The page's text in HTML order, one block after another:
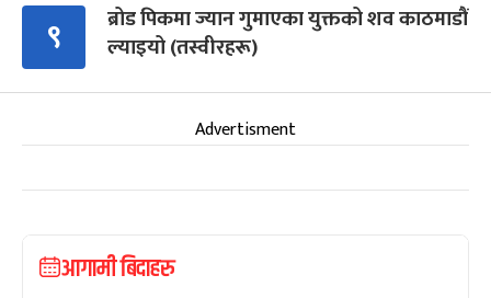
९
ब्रोड पिकमा ज्यान गुमाएका युक्तको शव काठमाडौं
ल्याइयो (तस्वीरहरू)
Advertisment
आगामी बिदाहरु